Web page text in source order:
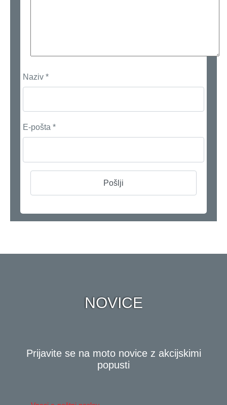
Naziv *
E-pošta *
NOVICE
Prijavite se na moto novice z akcijskimi
popusti